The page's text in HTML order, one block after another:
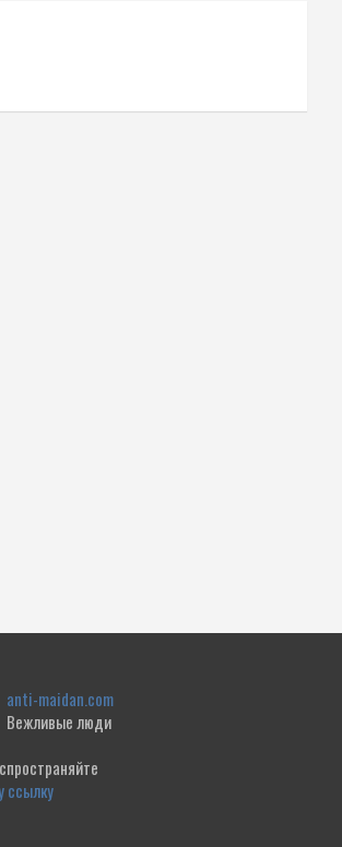
anti-maidan.com
Вежливые люди
ссылку